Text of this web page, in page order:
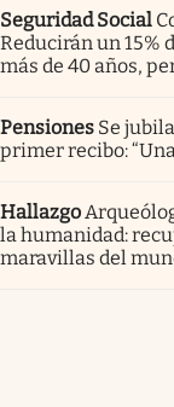
Seguridad Social
Reducirán un 15%
más de 40 años,
Pensiones Se
primer recibo:
Hallazgo
la humanidad:
maravillas del